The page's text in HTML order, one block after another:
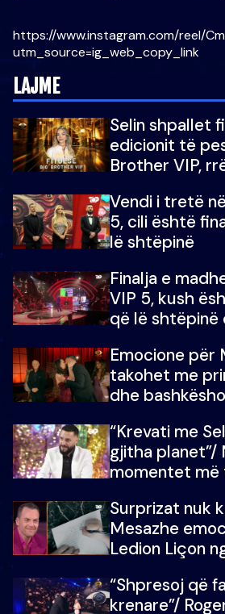
https://www.instagram.com/reel/
utm_source=ig_web_copy_link
LAJME
Selin shpallet
edicionit të
Brother VIP,
Vendi i tretë
5, cili është
lë shtëpinë
Finalja e
VIP 5, kush
që lë shtëpinë
çmimin e madh
Emocione për
takohet me
dhe
“Krevati me
gjitha planet”/
momentet më
mungojë zilja e
Surprizat nuk
Mesazhe
Ledion Liçon
mban dot
“Shpresoj që
krenare”/